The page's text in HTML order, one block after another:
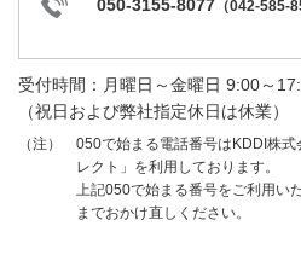
050-3155-8077 （042-585-
受付時間：月曜日～金曜日 9:00～
（祝日および弊社指定休日は休業）
（注）
050で始まる電話番号はKDDI株
レクト」を利用しております。
上記050で始まる番号をご利用い
までおかけ直しください。